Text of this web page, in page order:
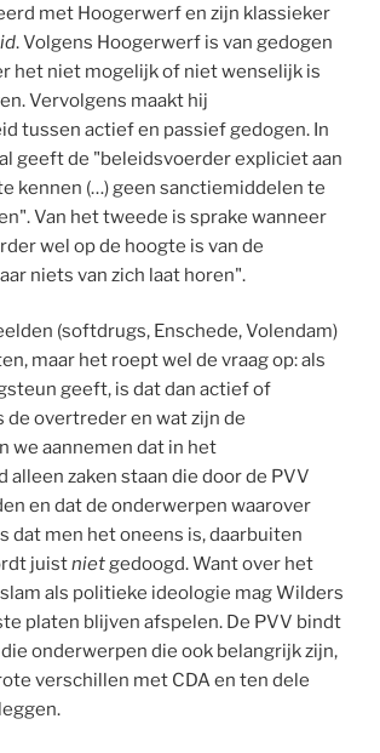
met Hoogerwerf en zijn klassieker
. Volgens Hoogerwerf is van gedogen
het niet mogelijk of niet wenselijk is
Vervolgens maakt hij
tussen actief en passief gedogen. In
geeft de "beleidsvoerder expliciet aan
kennen (…) geen sanctiemiddelen te
Van het tweede is sprake wanneer
wel op de hoogte is van de
niets van zich laat horen".
(softdrugs, Enschede, Volendam)
maar het roept wel de vraag op: als
geeft, is dat dan actief of
de overtreder en wat zijn de
we aannemen dat in het
alleen zaken staan die door de PVV
en dat de onderwerpen waarover
dat men het oneens is, daarbuiten
juistnietgedoogd. Want over het
als politieke ideologie mag Wilders
platen blijven afspelen. De PVV bindt
onderwerpen die ook belangrijk zijn,
verschillen met CDA en ten dele